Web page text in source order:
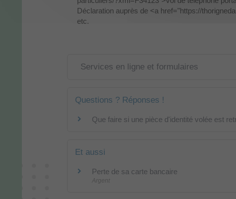
Déclaration auprès de <a href="https://
etc.
Services en ligne et formulaires
Questions ? Réponses !
Que faire si une pièce d'identité volée est
Et aussi
Perte de sa carte bancaire
Argent